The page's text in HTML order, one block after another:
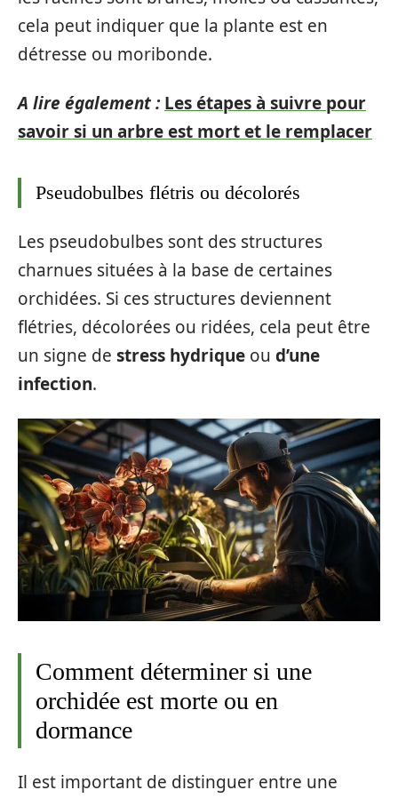
cela peut indiquer que la plante est en
détresse ou moribonde.
A lire également : Les étapes à suivre pour
savoir si un arbre est mort et le remplacer
Pseudobulbes flétris ou décolorés
Les pseudobulbes sont des structures
charnues situées à la base de certaines
orchidées. Si ces structures deviennent
flétries, décolorées ou ridées, cela peut être
un signe de stress hydrique ou d’une
infection.
Comment déterminer si une
orchidée est morte ou en
dormance
Il est important de distinguer entre une